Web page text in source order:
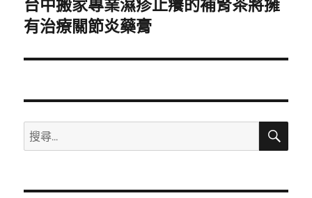
下
一
文
台中搬家專業濕疹止癢的補腎茶將擁
有治療關節炎藥膏
搜
尋
鍵
搜